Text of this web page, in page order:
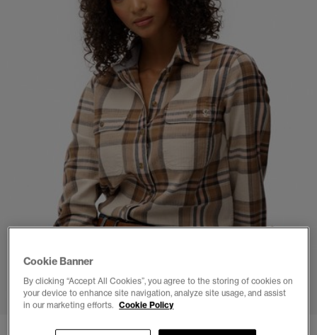
2 3 5
Cookie Banner
By clicking “Accept All Cookies”, you agree to the storing of cookies on
your device to enhance site navigation, analyze site usage, and assist
in our marketing efforts. Cookie Policy